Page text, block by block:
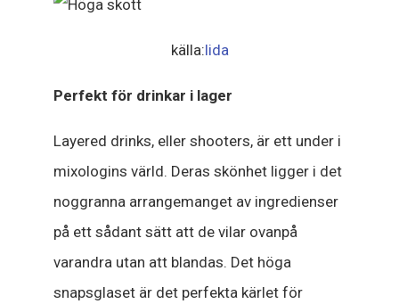
källa:lida
Perfekt för drinkar i lager
Layered drinks, eller shooters, är ett under i
mixologins värld. Deras skönhet ligger i det
noggranna arrangemanget av ingredienser
på ett sådant sätt att de vilar ovanpå
varandra utan att blandas. Det höga
snapsglaset är det perfekta kärlet för